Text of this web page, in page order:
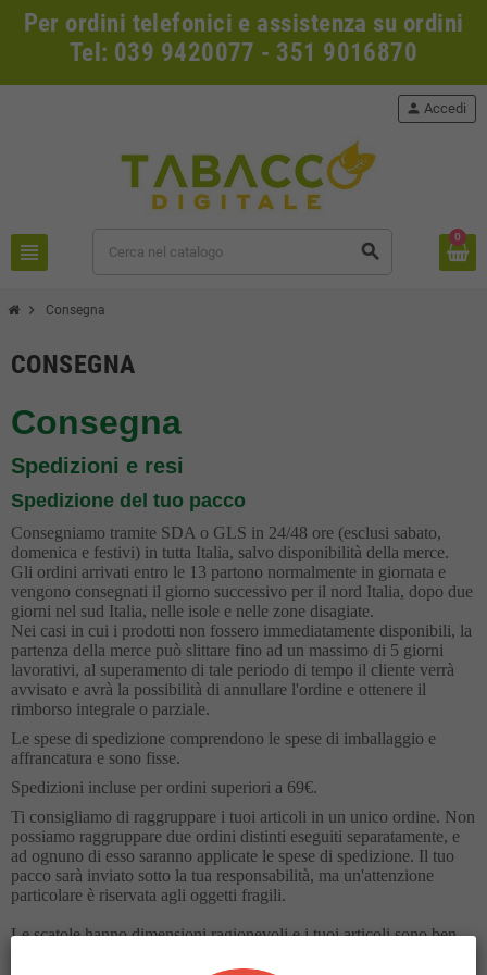
Per ordini telefonici e assistenza su ordini
Tel: 039 9420077 - 351 9016870
view_headline search
person Accedi
0
chevron_right Consegna
CONSEGNA
Consegna
Spedizioni e resi
Spedizione del tuo pacco
Consegniamo tramite SDA o GLS in 24/48 ore (esclusi sabato,
domenica e festivi) in tutta Italia, salvo disponibilità della merce.
Gli ordini arrivati entro le 13 partono normalmente in giornata e
vengono consegnati il giorno successivo per il nord Italia, dopo due
giorni nel sud Italia, nelle isole e nelle zone disagiate.
Nei casi in cui i prodotti non fossero immediatamente disponibili, la
partenza della merce può slittare fino ad un massimo di 5 giorni
lavorativi, al superamento di tale periodo di tempo il cliente verrà
avvisato e avrà la possibilità di annullare l'ordine e ottenere il
rimborso integrale o parziale.
Le spese di spedizione comprendono le spese di imballaggio e
affrancatura e sono fisse.
Spedizioni incluse per ordini superiori a 69€.
Ti consigliamo di raggruppare i tuoi articoli in un unico ordine. Non
possiamo raggruppare due ordini distinti eseguiti separatamente, e
ad ognuno di esso saranno applicate le spese di spedizione. Il tuo
pacco sarà inviato sotto la tua responsabilità, ma un'attenzione
particolare è riservata agli oggetti fragili.
Le scatole hanno dimensioni ragionevoli e i tuoi articoli sono ben